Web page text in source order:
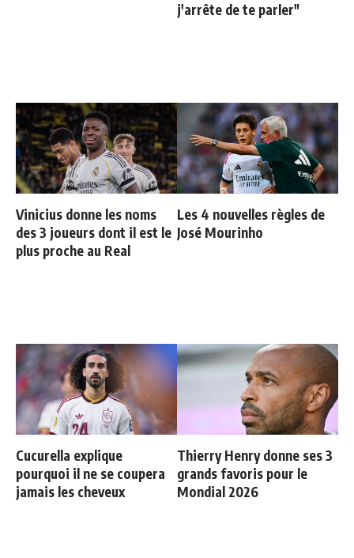
j'arrête de te parler"
Vinicius donne les noms
des 3 joueurs dont il est le
plus proche au Real
Les 4 nouvelles règles de
José Mourinho
Cucurella explique
pourquoi il ne se coupera
jamais les cheveux
Thierry Henry donne ses 3
grands favoris pour le
Mondial 2026